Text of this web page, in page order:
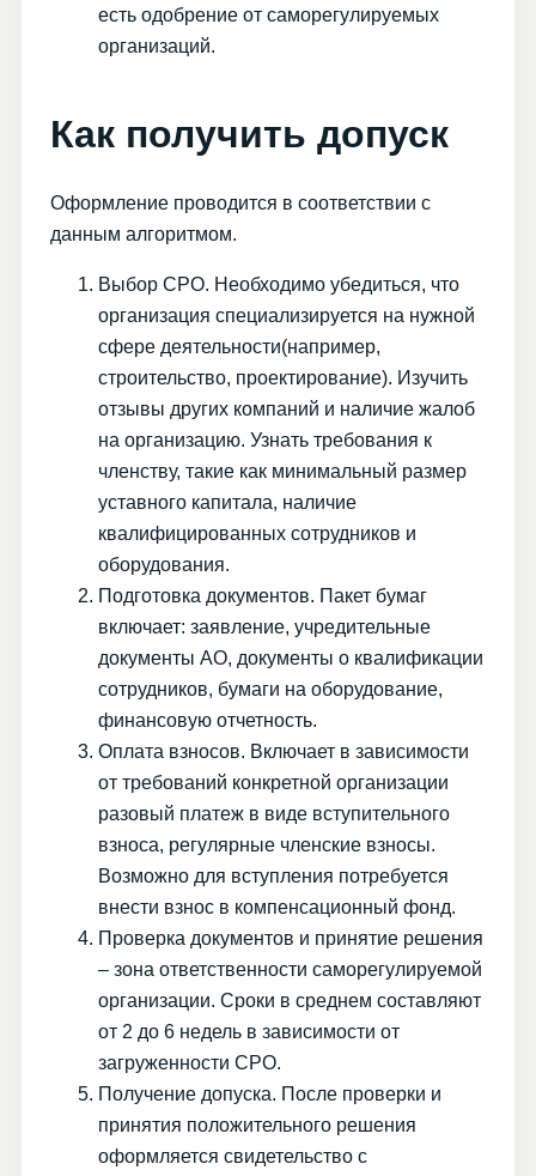
есть одобрение от саморегулируемых
организаций.
Как получить допуск
Оформление проводится в соответствии с
данным алгоритмом.
Выбор СРО. Необходимо убедиться, что
организация специализируется на нужной
сфере деятельности(например,
строительство, проектирование). Изучить
отзывы других компаний и наличие жалоб
на организацию. Узнать требования к
членству, такие как минимальный размер
уставного капитала, наличие
квалифицированных сотрудников и
оборудования.
Подготовка документов. Пакет бумаг
включает: заявление, учредительные
документы АО, документы о квалификации
сотрудников, бумаги на оборудование,
финансовую отчетность.
Оплата взносов. Включает в зависимости
от требований конкретной организации
разовый платеж в виде вступительного
взноса, регулярные членские взносы.
Возможно для вступления потребуется
внести взнос в компенсационный фонд.
Проверка документов и принятие решения
– зона ответственности саморегулируемой
организации. Сроки в среднем составляют
от 2 до 6 недель в зависимости от
загруженности СРО.
Получение допуска. После проверки и
принятия положительного решения
оформляется свидетельство с